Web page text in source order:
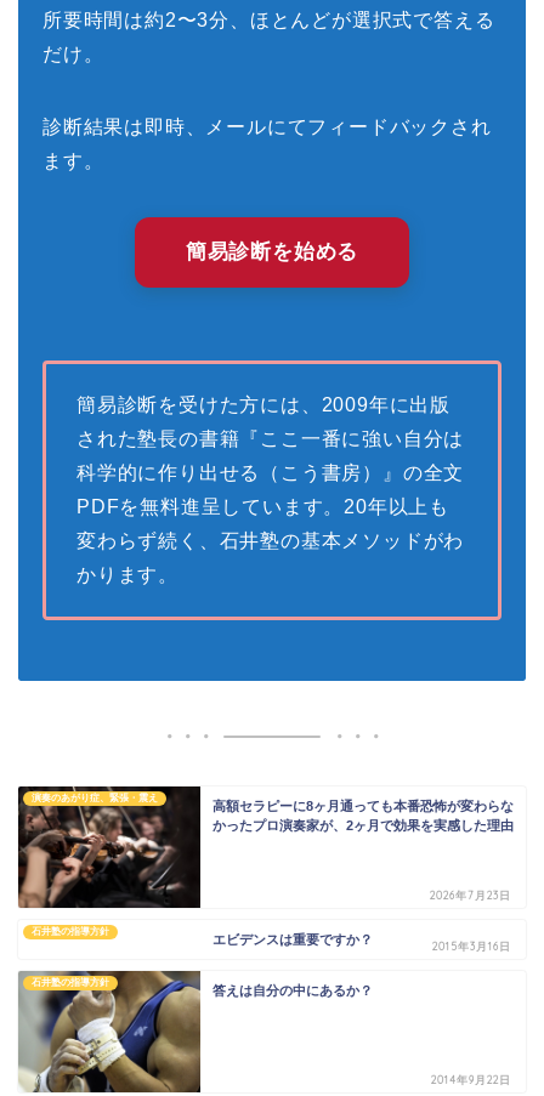
所要時間は約2〜3分、ほとんどが選択式で答える
だけ。
診断結果は即時、メールにてフィードバックされ
ます。
簡易診断を始める
簡易診断を受けた方には、2009年に出版
された塾長の書籍『ここ一番に強い自分は
科学的に作り出せる（こう書房）』の全文
PDFを無料進呈しています。20年以上も
変わらず続く、石井塾の基本メソッドがわ
かります。
演奏のあがり症、緊張・震え
高額セラピーに8ヶ月通っても本番恐怖が変わらな
かったプロ演奏家が、2ヶ月で効果を実感した理由
2026年7月23日
石井塾の指導方針
エビデンスは重要ですか？ 2015年3月16日
石井塾の指導方針
答えは自分の中にあるか？
2014年9月22日